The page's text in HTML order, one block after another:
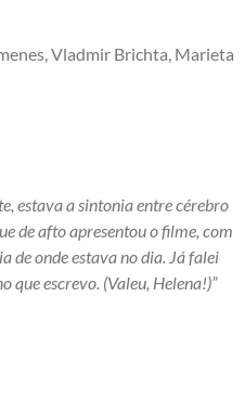
Vladmir Brichta, Marieta
estava a sintonia entre cérebro
de afto apresentou o filme, com
de onde estava no dia. Já falei
que escrevo. (Valeu, Helena!)”